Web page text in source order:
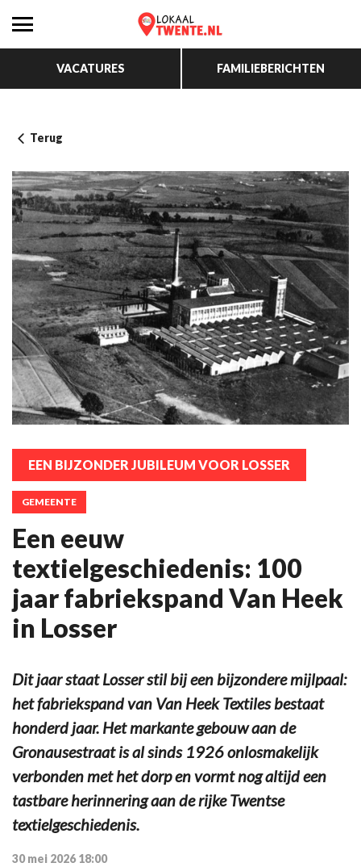
VACATURES FAMILIEBERICHTEN
Terug
EEN BIJZONDER JUBILEUM VOOR LOSSER
GEMEENTE
Een eeuw
textielgeschiedenis: 100
jaar fabriekspand Van Heek
in Losser
Dit jaar staat Losser stil bij een bijzondere mijlpaal:
het fabriekspand van Van Heek Textiles bestaat
honderd jaar. Het markante gebouw aan de
Gronausestraat is al sinds 1926 onlosmakelijk
verbonden met het dorp en vormt nog altijd een
tastbare herinnering aan de rijke Twentse
textielgeschiedenis.
30 mei 2026 18:00